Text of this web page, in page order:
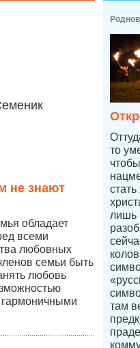
не знают
обладает
всеми
любовных
семьи быть
любовь
то
лишь
там